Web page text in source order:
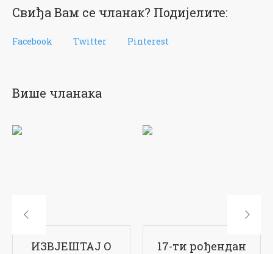
Свиђа Вам се чланак? Подијелите:
Facebook Twitter Pinterest
Више чланака
Завршен филм
ИЗВЈЕШТАЈ О